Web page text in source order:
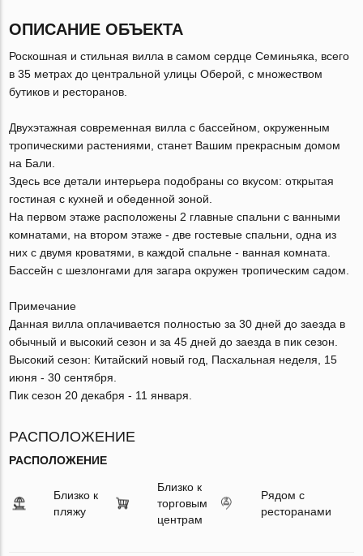
ОПИСАНИЕ ОБЪЕКТА
Роскошная и стильная вилла в самом сердце Семиньяка, всего
в 35 метрах до центральной улицы Оберой, с множеством
бутиков и ресторанов.
Двухэтажная современная вилла с бассейном, окруженным
тропическими растениями, станет Вашим прекрасным домом
на Бали.
Здесь все детали интерьера подобраны со вкусом: открытая
гостиная с кухней и обеденной зоной.
На первом этаже расположены 2 главные спальни с ванными
комнатами, на втором этаже - две гостевые спальни, одна из
них с двумя кроватями, в каждой спальне - ванная комната.
Бассейн с шезлонгами для загара окружен тропическим садом.
Примечание
Данная вилла оплачивается полностью за 30 дней до заезда в
обычный и высокий сезон и за 45 дней до заезда в пик сезон.
Высокий сезон: Китайский новый год, Пасхальная неделя, 15
июня - 30 сентября.
Пик сезон 20 декабря - 11 января.
РАСПОЛОЖЕНИЕ
РАСПОЛОЖЕНИЕ
Близко к
пляжу
Близко к
торговым
центрам
Рядом с
ресторанами